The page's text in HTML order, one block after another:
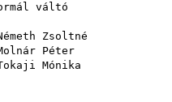
váltó
Zsoltné
Péter
Mónika